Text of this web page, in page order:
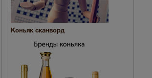
Коньяк сканворд